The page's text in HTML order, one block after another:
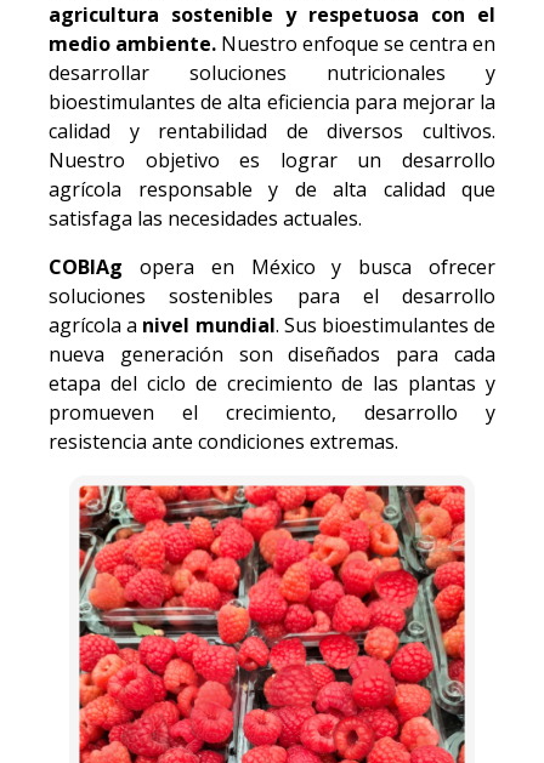
agricultura sostenible y respetuosa con el
medio ambiente. Nuestro enfoque se centra en
desarrollar soluciones nutricionales y
bioestimulantes de alta eficiencia para mejorar la
calidad y rentabilidad de diversos cultivos.
Nuestro objetivo es lograr un desarrollo
agrícola responsable y de alta calidad que
satisfaga las necesidades actuales.
COBIAg opera en México y busca ofrecer
soluciones sostenibles para el desarrollo
agrícola a nivel mundial. Sus bioestimulantes de
nueva generación son diseñados para cada
etapa del ciclo de crecimiento de las plantas y
promueven el crecimiento, desarrollo y
resistencia ante condiciones extremas.